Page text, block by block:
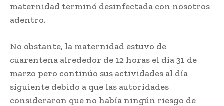
maternidad terminó desinfectada con nosotros
adentro.
No obstante, la maternidad estuvo de
cuarentena alrededor de 12 horas el día 31 de
marzo pero continúo sus actividades al día
siguiente debido a que las autoridades
consideraron que no había ningún riesgo de